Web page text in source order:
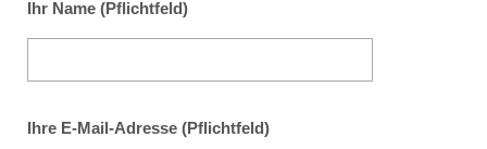
Ihr Name (Pflichtfeld)
Ihre E-Mail-Adresse (Pflichtfeld)